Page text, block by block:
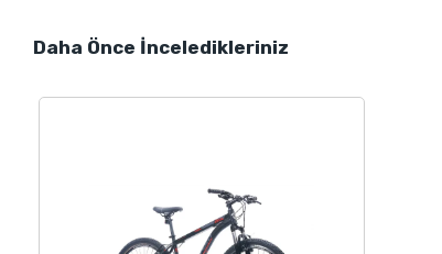
Daha Önce İnceledikleriniz